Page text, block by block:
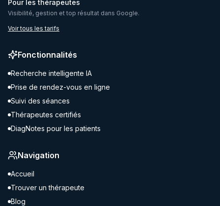
Pour les thérapeutes
Visibilité, gestion et top résultat dans Google.
Voir tous les tarifs
Fonctionnalités
Recherche intelligente IA
Prise de rendez-vous en ligne
Suivi des séances
Thérapeutes certifiés
DiagNotes pour les patients
Navigation
Accueil
Trouver un thérapeute
Blog